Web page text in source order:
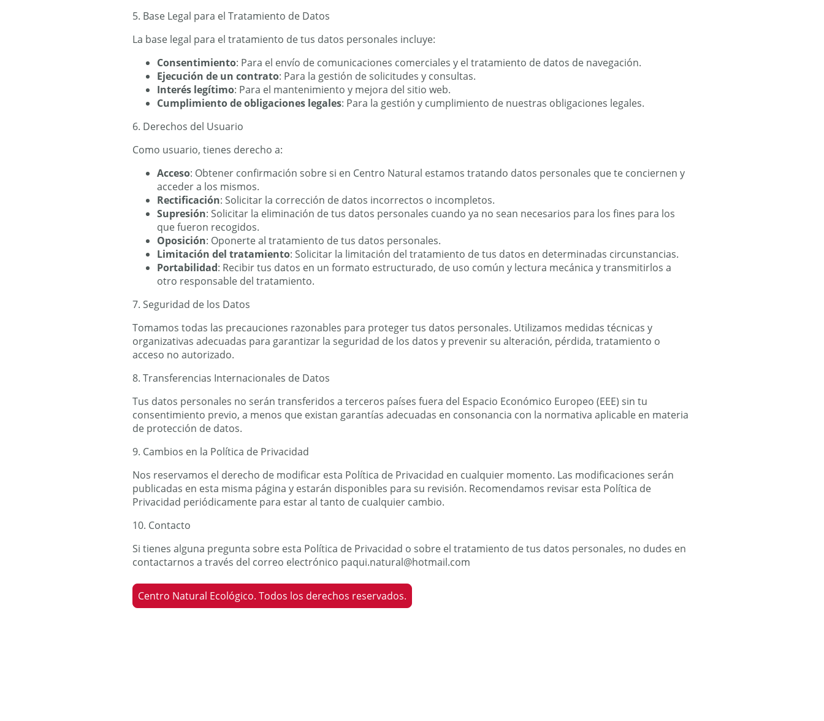
5. Base Legal para el Tratamiento de Datos
La base legal para el tratamiento de tus datos personales incluye:
Consentimiento: Para el envío de comunicaciones comerciales y el tratamiento de datos de navegación.
Ejecución de un contrato: Para la gestión de solicitudes y consultas.
Interés legítimo: Para el mantenimiento y mejora del sitio web.
Cumplimiento de obligaciones legales: Para la gestión y cumplimiento de nuestras obligaciones legales.
6. Derechos del Usuario
Como usuario, tienes derecho a:
Acceso: Obtener confirmación sobre si en Centro Natural estamos tratando datos personales que te conciernen y
acceder a los mismos.
Rectificación: Solicitar la corrección de datos incorrectos o incompletos.
Supresión: Solicitar la eliminación de tus datos personales cuando ya no sean necesarios para los fines para los
que fueron recogidos.
Oposición: Oponerte al tratamiento de tus datos personales.
Limitación del tratamiento: Solicitar la limitación del tratamiento de tus datos en determinadas circunstancias.
Portabilidad: Recibir tus datos en un formato estructurado, de uso común y lectura mecánica y transmitirlos a
otro responsable del tratamiento.
7. Seguridad de los Datos
Tomamos todas las precauciones razonables para proteger tus datos personales. Utilizamos medidas técnicas y
organizativas adecuadas para garantizar la seguridad de los datos y prevenir su alteración, pérdida, tratamiento o
acceso no autorizado.
8. Transferencias Internacionales de Datos
Tus datos personales no serán transferidos a terceros países fuera del Espacio Económico Europeo (EEE) sin tu
consentimiento previo, a menos que existan garantías adecuadas en consonancia con la normativa aplicable en materia
de protección de datos.
9. Cambios en la Política de Privacidad
Nos reservamos el derecho de modificar esta Política de Privacidad en cualquier momento. Las modificaciones serán
publicadas en esta misma página y estarán disponibles para su revisión. Recomendamos revisar esta Política de
Privacidad periódicamente para estar al tanto de cualquier cambio.
10. Contacto
Si tienes alguna pregunta sobre esta Política de Privacidad o sobre el tratamiento de tus datos personales, no dudes en
contactarnos a través del correo electrónico paqui.natural@hotmail.com
Centro Natural Ecológico. Todos los derechos reservados.